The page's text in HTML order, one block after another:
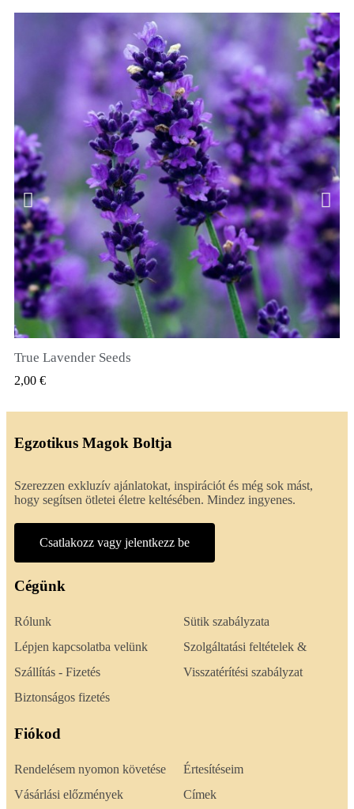
True Lavender Seeds
2,00 €
Egzotikus Magok Boltja
Szerezzen exkluzív ajánlatokat, inspirációt és még sok mást,
hogy segítsen ötletei életre keltésében. Mindez ingyenes.
Csatlakozz vagy jelentkezz be
Cégünk
Rólunk
Lépjen kapcsolatba velünk
Szállítás - Fizetés
Biztonságos fizetés
Sütik szabályzata
Szolgáltatási feltételek &
Visszatérítési szabályzat
Fiókod
Rendelésem nyomon követése
Vásárlási előzmények
Értesítéseim
Címek